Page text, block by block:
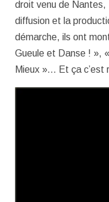
droit venu de Nantes,
diffusion et la
démarche, ils ont
Gueule et Danse ! »,
Mieux »… Et ça c’est